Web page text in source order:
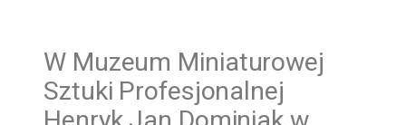
W Muzeum Miniaturowej
Sztuki Profesjonalnej